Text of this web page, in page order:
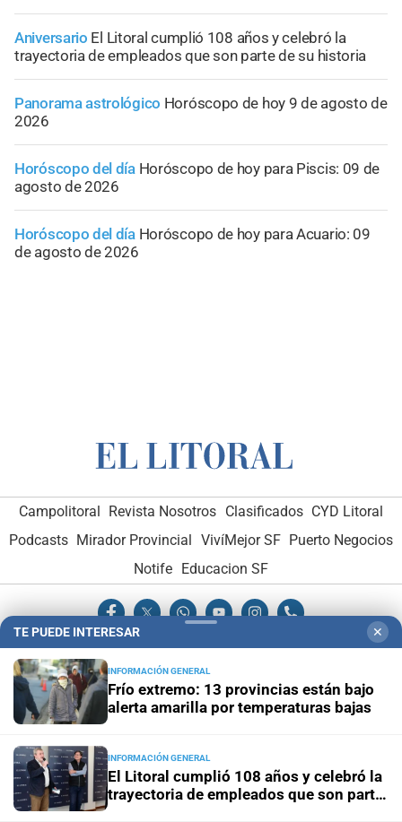
Aniversario El Litoral cumplió 108 años y celebró la
trayectoria de empleados que son parte de su historia
Panorama astrológico Horóscopo de hoy 9 de agosto de
2026
Horóscopo del día Horóscopo de hoy para Piscis: 09 de
agosto de 2026
Horóscopo del día Horóscopo de hoy para Acuario: 09
de agosto de 2026
Campolitoral Revista Nosotros Clasificados CYD Litoral
Podcasts Mirador Provincial VivíMejor SF Puerto Negocios
Notife Educacion SF
Hemeroteca Digital (1930-1979)- Receptorías de avisos
Opcionales con El Litoral
El Litoral es miembro de:
TE PUEDE INTERESAR ✕
INFORMACIÓN GENERAL
Frío extremo: 13 provincias están bajo
alerta amarilla por temperaturas bajas
INFORMACIÓN GENERAL
El Litoral cumplió 108 años y celebró la
trayectoria de empleados que son parte